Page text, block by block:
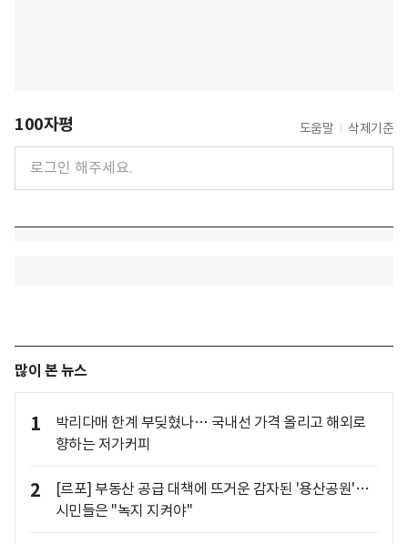
100자평 도움말 삭제기준
많이 본 뉴스
1
박리다매 한계 부딪혔나… 국내선 가격 올리고 해외로
향하는 저가커피
2
[르포] 부동산 공급 대책에 뜨거운 감자된 '용산공원'…
시민들은 "녹지 지켜야"